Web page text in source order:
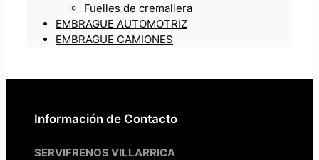
Fuelles de cremallera
EMBRAGUE AUTOMOTRIZ
EMBRAGUE CAMIONES
Información de Contacto
SERVIFRENOS VILLARRICA